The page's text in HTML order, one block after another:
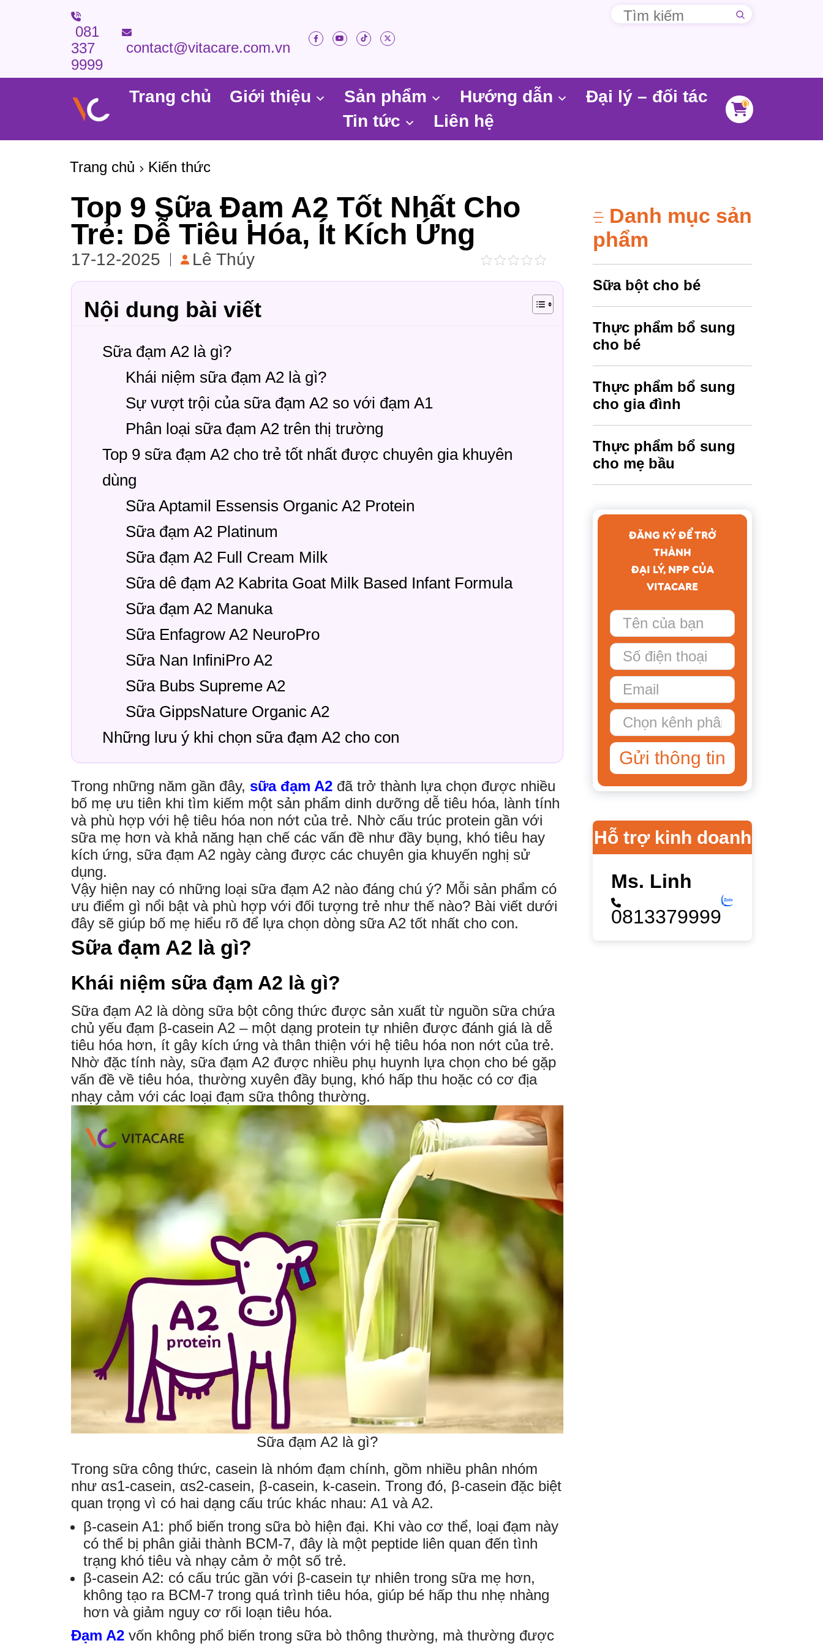
081
337
9999
contact@vitacare.com.vn
Trang chủ Giới thiệu Sản phẩm Hướng dẫn
Đại lý – đối tác
Tin tức
Liên hệ
0
Trang chủ Kiến thức
Top 9 Sữa Đạm A2 Tốt Nhất Cho
Trẻ: Dễ Tiêu Hóa, Ít Kích Ứng
17-12-2025 Lê Thúy
Nội dung bài viết
Sữa đạm A2 là gì?
Khái niệm sữa đạm A2 là gì?
Sự vượt trội của sữa đạm A2 so với đạm A1
Phân loại sữa đạm A2 trên thị trường
Top 9 sữa đạm A2 cho trẻ tốt nhất được chuyên gia khuyên
dùng
Sữa Aptamil Essensis Organic A2 Protein
Sữa đạm A2 Platinum
Sữa đạm A2 Full Cream Milk
Sữa dê đạm A2 Kabrita Goat Milk Based Infant Formula
Sữa đạm A2 Manuka
Sữa Enfagrow A2 NeuroPro
Sữa Nan InfiniPro A2
Sữa Bubs Supreme A2
Sữa GippsNature Organic A2
Những lưu ý khi chọn sữa đạm A2 cho con
Trong những năm gần đây, sữa đạm A2 đã trở thành lựa chọn được nhiều
bố mẹ ưu tiên khi tìm kiếm một sản phẩm dinh dưỡng dễ tiêu hóa, lành tính
và phù hợp với hệ tiêu hóa non nớt của trẻ. Nhờ cấu trúc protein gần với
sữa mẹ hơn và khả năng hạn chế các vấn đề như đầy bụng, khó tiêu hay
kích ứng, sữa đạm A2 ngày càng được các chuyên gia khuyến nghị sử
dụng.
Vậy hiện nay có những loại sữa đạm A2 nào đáng chú ý? Mỗi sản phẩm có
ưu điểm gì nổi bật và phù hợp với đối tượng trẻ như thế nào? Bài viết dưới
đây sẽ giúp bố mẹ hiểu rõ để lựa chọn dòng sữa A2 tốt nhất cho con.
Sữa đạm A2 là gì?
Khái niệm sữa đạm A2 là gì?
Sữa đạm A2 là dòng sữa bột công thức được sản xuất từ nguồn sữa chứa
chủ yếu đạm β-casein A2 – một dạng protein tự nhiên được đánh giá là dễ
tiêu hóa hơn, ít gây kích ứng và thân thiện với hệ tiêu hóa non nớt của trẻ.
Nhờ đặc tính này, sữa đạm A2 được nhiều phụ huynh lựa chọn cho bé gặp
vấn đề về tiêu hóa, thường xuyên đầy bụng, khó hấp thu hoặc có cơ địa
nhạy cảm với các loại đạm sữa thông thường.
Sữa đạm A2 là gì?
Trong sữa công thức, casein là nhóm đạm chính, gồm nhiều phân nhóm
như αs1-casein, αs2-casein, β-casein, k-casein. Trong đó, β-casein đặc biệt
quan trọng vì có hai dạng cấu trúc khác nhau: A1 và A2.
β-casein A1: phổ biến trong sữa bò hiện đại. Khi vào cơ thể, loại đạm này
có thể bị phân giải thành BCM-7, đây là một peptide liên quan đến tình
trạng khó tiêu và nhạy cảm ở một số trẻ.
β-casein A2: có cấu trúc gần với β-casein tự nhiên trong sữa mẹ hơn,
không tạo ra BCM-7 trong quá trình tiêu hóa, giúp bé hấp thu nhẹ nhàng
hơn và giảm nguy cơ rối loạn tiêu hóa.
Đạm A2 vốn không phổ biến trong sữa bò thông thường, mà thường được
Danh mục sản
phẩm
Sữa bột cho bé
Thực phẩm bổ sung
cho bé
Thực phẩm bổ sung
cho gia đình
Thực phẩm bổ sung
cho mẹ bầu
ĐĂNG KÝ ĐỂ TRỞ
THÀNH
ĐẠI LÝ, NPP CỦA
VITACARE
Gửi thông tin
Hỗ trợ kinh doanh
Ms. Linh
0813379999